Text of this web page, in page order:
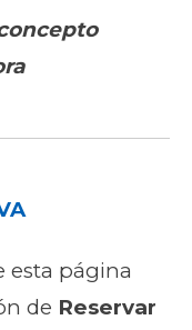
esta página
de Reservar